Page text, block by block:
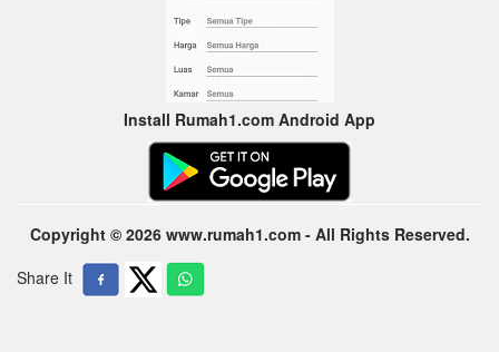
Install Rumah1.com Android App
Copyright © 2026 www.rumah1.com - All Rights Reserved.
Share It